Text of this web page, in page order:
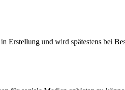
Erstellung und wird spätestens bei